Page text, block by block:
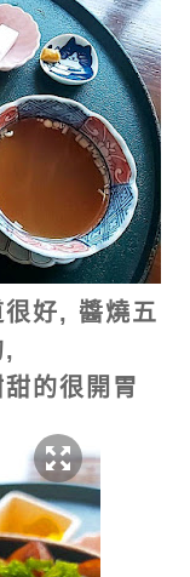
好, 醬燒五
,
的很開胃